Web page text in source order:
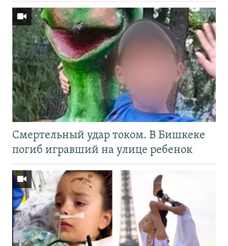
Смертельный удар током. В Бишкеке
погиб игравший на улице ребенок